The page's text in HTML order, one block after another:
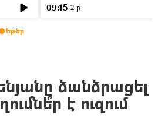
09:15 2 ր
Եթեր
ձանձրացել
է ուզում